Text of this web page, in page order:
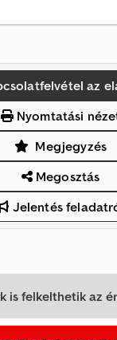
az
Nyomtatási
Megjegyzés
Megosztás
Jelentés
is felkelthetik az